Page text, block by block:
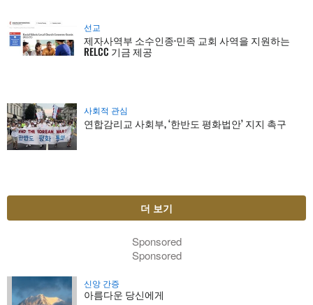
선교
제자사역부 소수인종·민족 교회 사역을 지원하는
RELCC 기금 제공
사회적 관심
연합감리교 사회부, ‘한반도 평화법안’ 지지 촉구
더 보기
Sponsored
Sponsored
신앙 간증
아름다운 당신에게